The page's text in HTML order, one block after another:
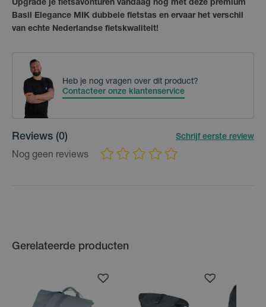
Upgrade je fietsavonturen vandaag nog met deze premium
Basil Elegance MIK dubbele fietstas en ervaar het verschil
van echte Nederlandse fietskwaliteit!
Heb je nog vragen over dit product?
Contacteer onze klantenservice
Reviews (0) Schrijf eerste review
Nog geen reviews
Gerelateerde producten